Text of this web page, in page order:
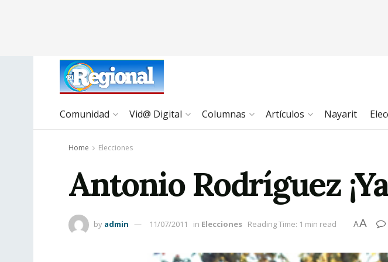
Comunidad Vid@ Digital Columnas Artículos Nayarit
Home Elecciones
Antonio Rodríguez
by admin 11/07/2011 in Elecciones Reading Time: 1 min read AA